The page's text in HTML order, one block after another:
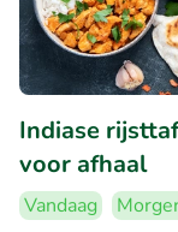
Indiase
voor afhaal
Vandaag